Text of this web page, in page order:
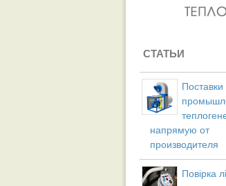
СТАТЬИ
Поставки
напрямую от
производителя
Повірка